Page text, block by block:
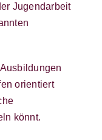
Jugendarbeit
orientiert
könnt.